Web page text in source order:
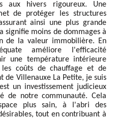
aux hivers rigoureux. Une
de protéger les structures
ainsi une plus grande
signifie moins de dommages à
de la valeur immobilière. En
améliore l'efficacité
une température intérieure
coûts de chauffage et de
de Villenauxe La Petite, je suis
un investissement judicieux
de notre communauté. Cela
plus sain, à l'abri des
tout en contribuant à